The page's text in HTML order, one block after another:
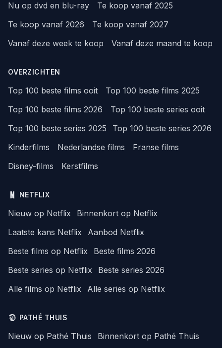
Nu op dvd en blu-ray
Te koop vanaf 2025
Te koop vanaf 2026
Te koop vanaf 2027
Vanaf deze week te koop
Vanaf deze maand te koop
OVERZICHTEN
Top 100 beste films ooit
Top 100 beste films 2025
Top 100 beste films 2026
Top 100 beste series ooit
Top 100 beste series 2025
Top 100 beste series 2026
Kinderfilms
Nederlandse films
Franse films
Disney-films
Kerstfilms
NETFLIX
Nieuw op Netflix
Binnenkort op Netflix
Laatste kans Netflix
Aanbod Netflix
Beste films op Netflix
Beste films 2026
Beste series op Netflix
Beste series 2026
Alle films op Netflix
Alle series op Netflix
PATHÉ THUIS
Nieuw op Pathé Thuis
Binnenkort op Pathé Thuis